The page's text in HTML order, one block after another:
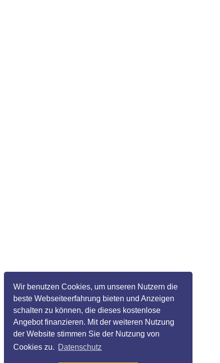
Wir benutzen Cookies, um unseren Nutzern die
beste Webseiteerfahrung bieten und Anzeigen
schalten zu können, die dieses kostenlose
Angebot finanzieren. Mit der weiteren Nutzung
der Website stimmen Sie der Nutzung von
Cookies zu. Datenschutz